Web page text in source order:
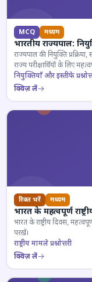
MCQ मध्यम
भारतीय राज्यपाल:
राज्यपाल की नियुक्ति
राज्य परीक्षार्थियों के लिए
नियुक्तियाँ और इस्तीफे
क्विज़ लें
रिक्त भरें मध्यम
भारत के महत्वपूर्ण
भारत के राष्ट्रीय दिवस,
परखें।
राष्ट्रीय मामले प्रश्नोत्तरी
क्विज़ लें